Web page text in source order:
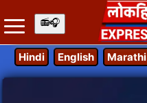
Hindi English Marathi